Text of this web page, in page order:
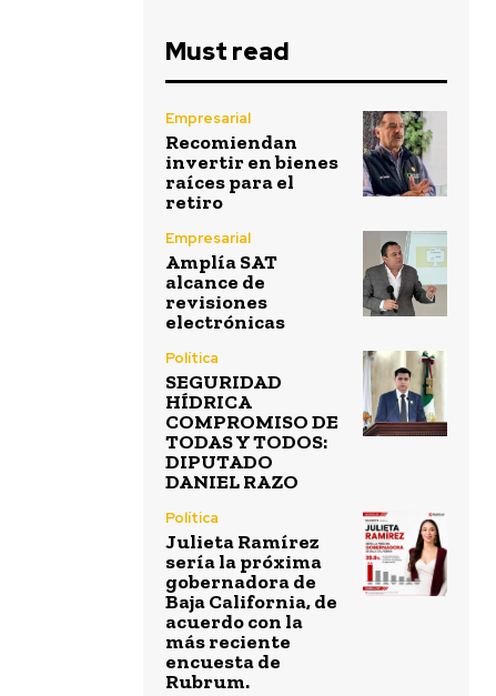
Must read
Empresarial
Recomiendan
invertir en bienes
raíces para el
retiro
Empresarial
Amplía SAT
alcance de
revisiones
electrónicas
Política
SEGURIDAD
HÍDRICA
COMPROMISO DE
TODAS Y TODOS:
DIPUTADO
DANIEL RAZO
Política
Julieta Ramírez
sería la próxima
gobernadora de
Baja California, de
acuerdo con la
más reciente
encuesta de
Rubrum.